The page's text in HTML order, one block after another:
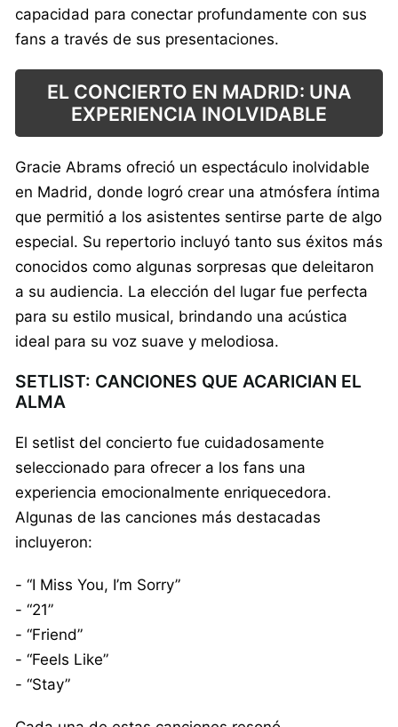
capacidad para conectar profundamente con sus
fans a través de sus presentaciones.
EL CONCIERTO EN MADRID: UNA
EXPERIENCIA INOLVIDABLE
Gracie Abrams ofreció un espectáculo inolvidable
en Madrid, donde logró crear una atmósfera íntima
que permitió a los asistentes sentirse parte de algo
especial. Su repertorio incluyó tanto sus éxitos más
conocidos como algunas sorpresas que deleitaron
a su audiencia. La elección del lugar fue perfecta
para su estilo musical, brindando una acústica
ideal para su voz suave y melodiosa.
SETLIST: CANCIONES QUE ACARICIAN EL
ALMA
El setlist del concierto fue cuidadosamente
seleccionado para ofrecer a los fans una
experiencia emocionalmente enriquecedora.
Algunas de las canciones más destacadas
incluyeron:
- “I Miss You, I’m Sorry”
- “21”
- “Friend”
- “Feels Like”
- “Stay”